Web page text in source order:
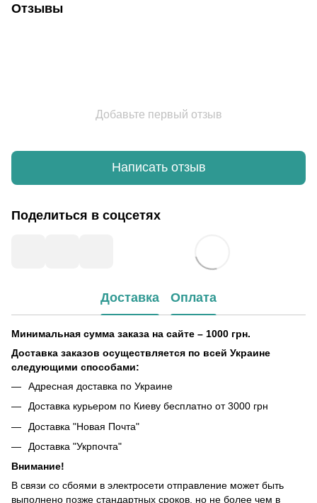
Отзывы
Добавьте первый отзыв
Написать отзыв
Поделиться в соцсетях
Доставка Оплата
Минимальная сумма заказа на сайте – 1000 грн.
Доставка заказов осуществляется по всей Украине
следующими способами:
Адресная доставка по Украине
Доставка курьером по Киеву бесплатно от 3000 грн
Доставка "Новая Почта"
Доставка "Укрпочта"
Внимание!
В связи со сбоями в электросети отправление может быть
выполнено позже стандартных сроков, но не более чем в